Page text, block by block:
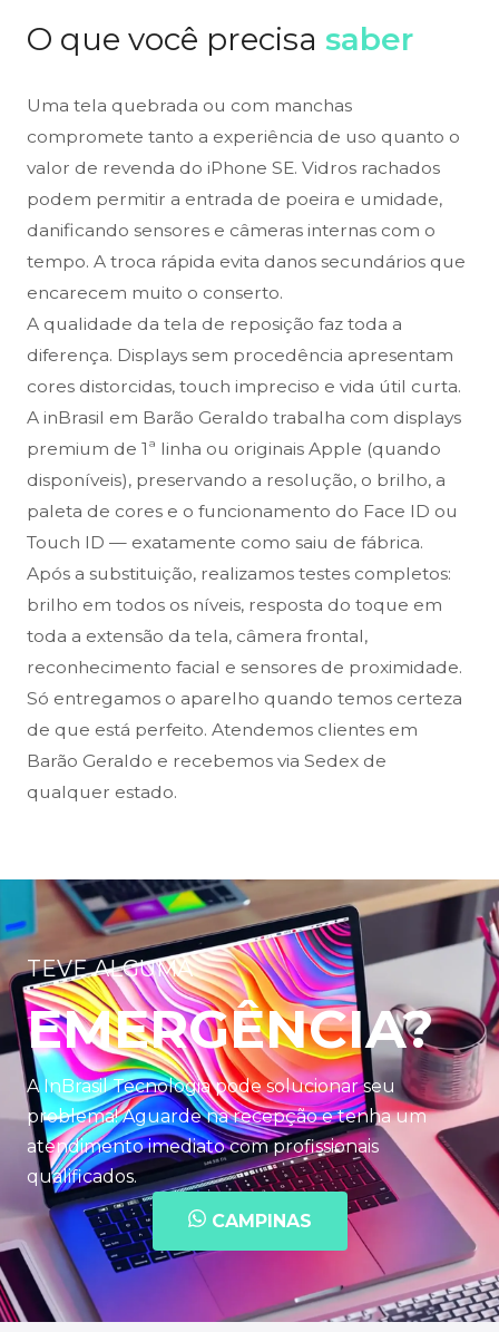
O que você precisa saber
Uma tela quebrada ou com manchas
compromete tanto a experiência de uso quanto o
valor de revenda do iPhone SE. Vidros rachados
podem permitir a entrada de poeira e umidade,
danificando sensores e câmeras internas com o
tempo. A troca rápida evita danos secundários que
encarecem muito o conserto.
A qualidade da tela de reposição faz toda a
diferença. Displays sem procedência apresentam
cores distorcidas, touch impreciso e vida útil curta.
A inBrasil em Barão Geraldo trabalha com displays
premium de 1ª linha ou originais Apple (quando
disponíveis), preservando a resolução, o brilho, a
paleta de cores e o funcionamento do Face ID ou
Touch ID — exatamente como saiu de fábrica.
Após a substituição, realizamos testes completos:
brilho em todos os níveis, resposta do toque em
toda a extensão da tela, câmera frontal,
reconhecimento facial e sensores de proximidade.
Só entregamos o aparelho quando temos certeza
de que está perfeito. Atendemos clientes em
Barão Geraldo e recebemos via Sedex de
qualquer estado.
TEVE ALGUMA
EMERGÊNCIA?
A InBrasil Tecnologia pode solucionar seu
problema! Aguarde na recepção e tenha um
atendimento imediato com profissionais
qualificados.
CAMPINAS